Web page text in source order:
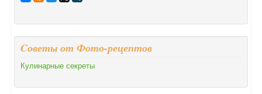
Cоветы от Фото-рецептов
Кулинарные секреты